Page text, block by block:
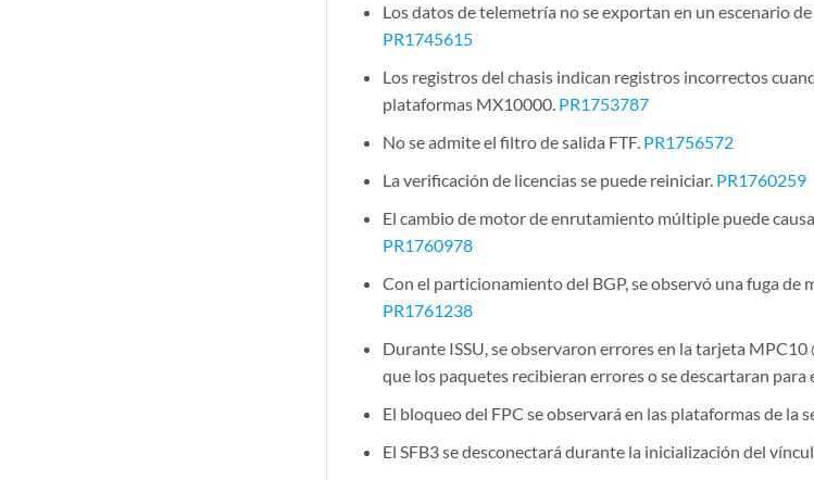
Los datos de telemetría no se exportan en un escenario
PR1745615
Los registros del chasis indican registros incorrectos
plataformas MX10000. PR1753787
No se admite el filtro de salida FTF. PR1756572
La verificación de licencias se puede reiniciar. PR1760259
El cambio de motor de enrutamiento múltiple puede
PR1760978
Con el particionamiento del BGP, se observó una fuga de
PR1761238
Durante ISSU, se observaron errores en la tarjeta
que los paquetes recibieran errores o se descartaran para
El bloqueo del FPC se observará en las plataformas de la
El SFB3 se desconectará durante la inicialización del